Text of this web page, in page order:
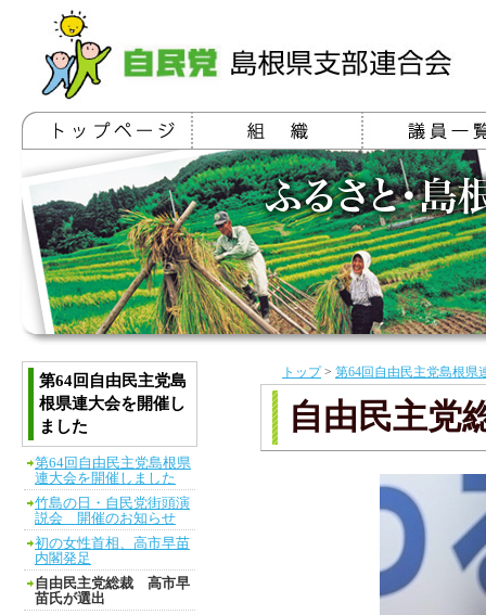
トップ> 第64回自由民主党島根県
自由民主党
第64回自由民主党島
根県連大会を開催し
ました
第64回自由民主党島根県
連大会を開催しました
竹島の日・自民党街頭演
説会 開催のお知らせ
初の女性首相、高市早苗
内閣発足
自由民主党総裁 高市早
苗氏が選出